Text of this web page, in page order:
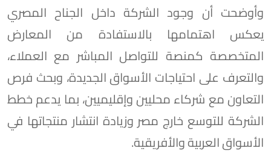
وأوضحت أن وجود الشركة داخل الجناح المصري
يعكس اهتمامها بالاستفادة من المعارض
المتخصصة كمنصة للتواصل المباشر مع العملاء،
والتعرف على احتياجات الأسواق الجديدة، وبحث فرص
التعاون مع شركاء محليين وإقليميين، بما يدعم خطط
الشركة للتوسع خارج مصر وزيادة انتشار منتجاتها في
الأسواق العربية والأفريقية.